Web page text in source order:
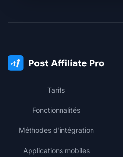
Tarifs
Fonctionnalités
Méthodes d'intégration
Applications mobiles